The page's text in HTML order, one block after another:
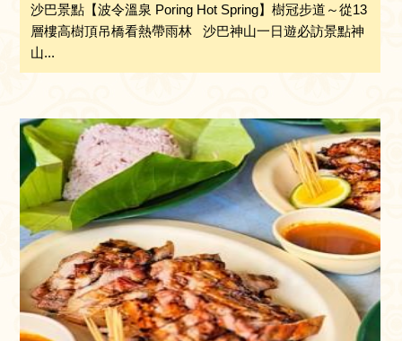
沙巴景點【波令溫泉 Poring Hot Spring】樹冠步道～從13
層樓高樹頂吊橋看熱帶雨林 沙巴神山一日遊必訪景點神
山...